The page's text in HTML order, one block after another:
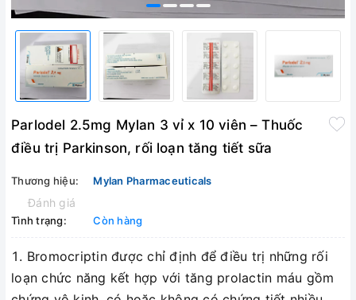
Parlodel 2.5mg Mylan 3 vỉ x 10 viên – Thuốc
điều trị Parkinson, rối loạn tăng tiết sữa
Thương hiệu: Mylan Pharmaceuticals
Đánh giá
Tình trạng: Còn hàng
Bromocriptin được chỉ định để điều trị những rối
loạn chức năng kết hợp với tăng prolactin máu gồm